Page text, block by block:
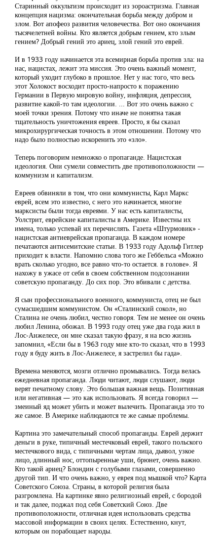
Старинный оккультизм происходит из зороастризма. Главная
концепция нацизма: окончательная борьба между добром и
злом. Вот апофеоз развития человечества. Вот оно окончания
тысячелетней войны. Кто является добрым гением, кто злым
гением? Добрый гений это ариец, злой гений это еврей.
И в 1933 году начинается эта всемирная борьба против зла: на
нас, нацистах, лежит эта миссия. Это очень важный момент,
который уходит глубоко в прошлое. Нет у нас того, что весь
этот Холокост восходит просто-напросто к поражению
Германии в Первую мировую войну, инфляция, депрессия,
развитие какой-то там идеологии. ... Вот это очень важно с
моей точки зрения. Потому что иначе не понятна такая
тщательность уничтожения евреев. Просто, я бы сказал
микрохирургическая точность в этом отношении. Потому что
надо было полностью искоренить это «зло».
Теперь поговорим немножко о пропаганде. Нацистская
идеология. Они сумели совместить две противоположности —
коммунизм и капитализм.
Евреев обвиняли в том, что они коммунисты, Карл Маркс
еврей, всем это известно, с него это начинается, многие
марксисты были тогда евреями. У нас есть капиталисты,
Уолстрит, еврейские капиталисты в Америке. Известны их
имена, только успевай их перечислять. Газета «Штурмовик» -
нацистская антиеврейская пропаганда. В каждом номере
печатаются антисемитские статьи. В 1933 году Адольф Гитлер
приходит к власти. Напомню слова того же Геббельса «Можно
врать сколько угодно, все равно что-то остается. в голове». Я
нахожу в ужасе от себя в своем собственном подсознании
советскую пропаганду. До сих пор. Это вбивали с детства.
Я сын профессионального военного, коммуниста, отец не был
сумасшедшим коммунистом. Он «Сталинский сокол», но
Сталина не очень любил, честно говоря. Тем не менее он очень
любил Ленина, обожал. В 1993 году отец уже два года жил в
Лос-Анжелесе, он мне сказал такую фразу, я на всю жизнь
запомнил, «Если бы в 1963 году мне кто-то сказал, что в 1993
году я буду жить в Лос-Анжелесе, я застрелил бы гада».
Времена меняются, мозги отлично промывались. Тогда велась
ежедневная пропаганда. Люди читают, люди слушают, люди
верят печатному слову. Это большая важная вещь. Позитивная
или негативная — это как использовать. Я всегда говорил —
змеиный яд может убить и может вылечить. Пропаганда это то
же самое. В Америке наблюдаются те же самые проблемы.
Картина это замечательный способ пропаганды. Еврей держит
деньги в руке, типичный местечковый еврей, такого польского
местечкового вида, с типичными чертам лица, дьявол, узкое
лицо, длинный нос, оттопыренные уши, брюнет, очень важно.
Кто такой ариец? Блондин с голубыми глазами, совершенно
другой тип. И что очень важно, у еврея под мышкой что? Карта
Советского Союза. Страны, в которой религия была
разгромлена. На картинке явно религиозный еврей, с бородой
и так далее, поджал под себя Советский Союз. Две
противоположности, отличная идея использовать средства
массовой информации в своих целях. Естественно, кнут,
которым он порабощает народы.